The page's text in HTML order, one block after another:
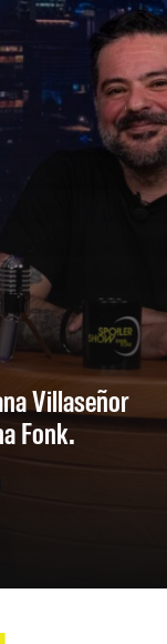
Villaseñor
Fonk.